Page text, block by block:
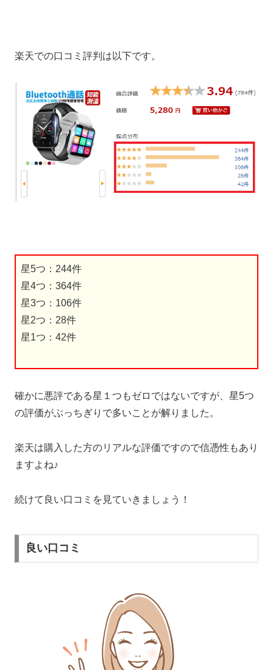
楽天での口コミ評判は以下です。
星5つ：244件
星4つ：364件
星3つ：106件
星2つ：28件
星1つ：42件
確かに悪評である星１つもゼロではないですが、星5つ
の評価がぶっちぎりで多いことが解りました。
楽天は購入した方のリアルな評価ですので信憑性もあり
ますよね♪
続けて良い口コミを見ていきましょう！
良い口コミ